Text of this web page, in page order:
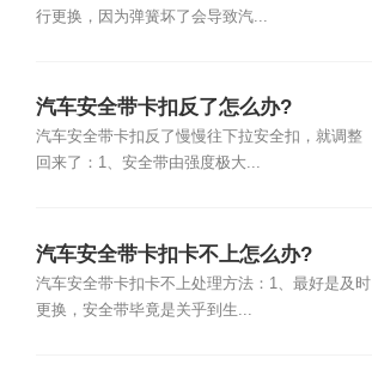
行更换，因为弹簧坏了会导致汽...
汽车安全带卡扣反了怎么办?
汽车安全带卡扣反了慢慢往下拉安全扣，就调整
回来了：1、安全带由强度极大...
汽车安全带卡扣卡不上怎么办?
汽车安全带卡扣卡不上处理方法：1、最好是及时
更换，安全带毕竟是关乎到生...